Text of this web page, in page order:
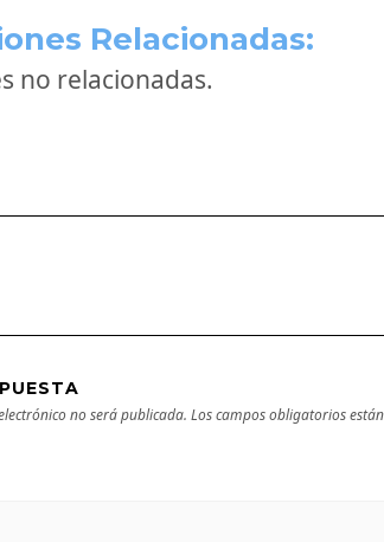
Relacionadas:
no relacionadas.
no será publicada. Los campos obligatorios